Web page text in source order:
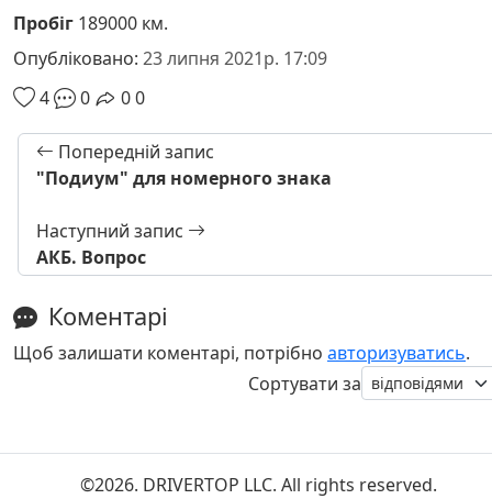
Пробіг 189000 км.
Опубліковано: 23 липня 2021р. 17:09
4
0 00
Попередній запис
"Подиум" для номерного знака
Наступний запис
АКБ. Вопрос
Коментарі
Щоб залишати коментарі, потрібно авторизуватись.
Сортувати за
©2026. DRIVERTOP LLC. All rights reserved.